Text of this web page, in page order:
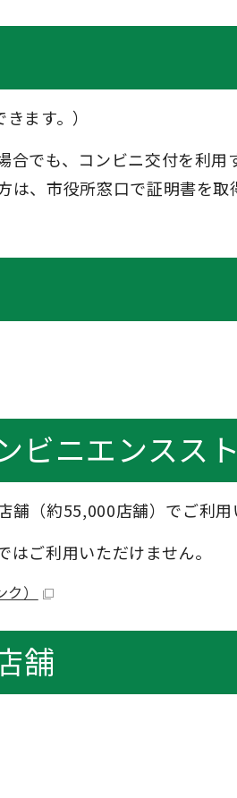
ます。）
合でも、コンビニ交付を利用
、市役所窓口で証明書を取
ビニエンスス
（約55,000店舗）でご利用
ご利用いただけません。
）
舗